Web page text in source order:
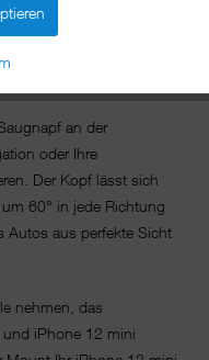
oder Querformat, der
an der
oder Ihre
Der Kopf lässt sich
60° in jede Richtung
Autos aus perfekte Sicht
nehmen, das
und iPhone 12 mini